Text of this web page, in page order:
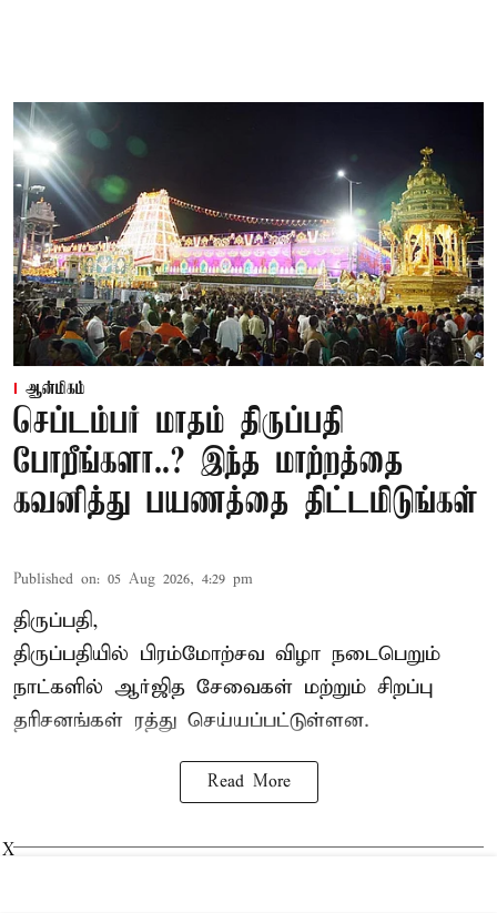
ஆன்மிகம்
செப்டம்பர் மாதம் திருப்பதி
போறீங்களா..? இந்த மாற்றத்தை
கவனித்து பயணத்தை திட்டமிடுங்கள்
Published on: 05 Aug 2026, 4:29 pm
திருப்பதி,
திருப்பதியில் பிரம்மோற்சவ விழா நடைபெறும்
நாட்களில் ஆர்ஜித சேவைகள் மற்றும் சிறப்பு
தரிசனங்கள் ரத்து செய்யப்பட்டுள்ளன.
Read More
X